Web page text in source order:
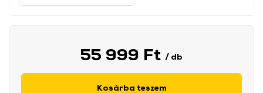
55 999 Ft / db
Kosárba teszem